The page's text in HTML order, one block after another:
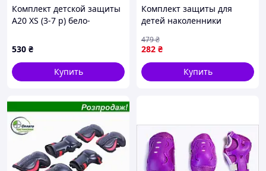
Комплект детской защиты
А20 XS (3-7 р) бело-
530 ₴
Купить
Комплект защиты для
детей наколенники
размер S унисекс FK-15044
синий
282 ₴
479₴
Купить